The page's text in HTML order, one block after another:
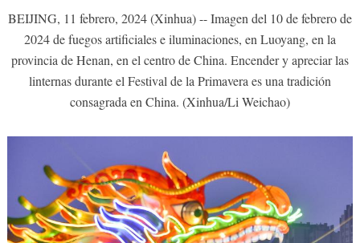
BEIJING, 11 febrero, 2024 (Xinhua) -- Imagen del 10 de febrero de
2024 de fuegos artificiales e iluminaciones, en Luoyang, en la
provincia de Henan, en el centro de China. Encender y apreciar las
linternas durante el Festival de la Primavera es una tradición
consagrada en China. (Xinhua/Li Weichao)